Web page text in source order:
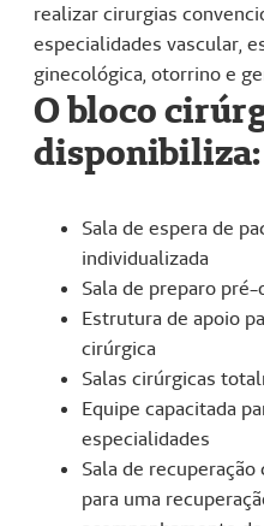
realizar cirurgias
especialidades vascular,
ginecológica, otorrino e
O bloco
disponibiliza:
Sala de espera de
individualizada
Sala de preparo
Estrutura de apoio
cirúrgica
Salas cirúrgicas
Equipe capacitada
especialidades
Sala de
para uma